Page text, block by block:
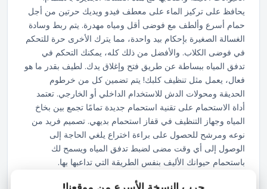
يحافظ على تركيز الماء على معطف فيدو ويديك حرتين من أجل
حمام أسرع وألطف مع فوضى أقل ومياه مهدرة. يتم ربط وسادة
الغسالة الصغيرة بإحكام بيد واحدة، مما يترك الأخرى حرة للتحكم
في فوضى الكلاب. والأفضل من ذلك كله، يمكنك التحكم في
تدفق المياه ببساطة عن طريق فتح وإغلاق يدك. لطيف بقدر ما هو
فعال، يعمل مثل تنظيف كلبك! يتم تضمين كل من خرطوم
الحديقة ومحولات الدش للاستخدام الداخلي أو الخارجي. تعتمد
أداة الاستحمام على تقنية استحمام جديدة تمامًا تجمع بين بخاخ
المياه وجهاز التنظيف في قفاز استحمام بديهي. تصميم فريد من
نوعه ومرشح للحصول على براءة اختراع يلغي الحاجة إلى
الوصول إلى أي وقت مضى لضبط تدفق المياه ويسمح لك
باستحمام حيوانك الأليف بنفس الطريقة التي تداعبها بها.